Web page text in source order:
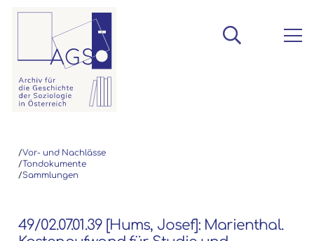
/Vor- und Nachlässe
/Tondokumente
/Sammlungen
49/02.07.01.39 [Hums, Josef]: Marienthal.